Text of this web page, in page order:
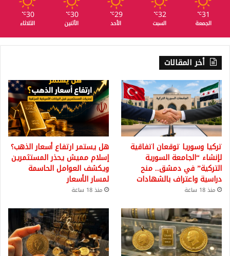
31
℃
الجمعة
32
℃
السبت
29
℃
الأحد
30
℃
الأثنين
30
℃
الثلاثاء
أخر المقالات
تركيا وسوريا توقعان اتفاقية
لإنشاء “الجامعة السورية
التركية” في دمشق.. منح
دراسية واعتراف بالشهادات
منذ 18 ساعة
هل يستمر ارتفاع أسعار الذهب؟
إسلام مميش يحذر المستثمرين
ويكشف العوامل الحاسمة
لمسار الأسعار
منذ 18 ساعة